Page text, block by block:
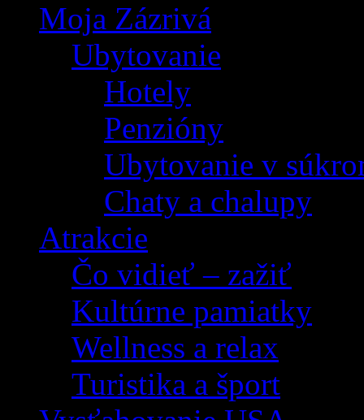
Moja Zázrivá
Ubytovanie
Hotely
Penzióny
Ubytovanie v
Chaty a chalupy
Atrakcie
Čo vidieť – zažiť
Kultúrne pamiatky
Wellness a relax
Turistika a šport